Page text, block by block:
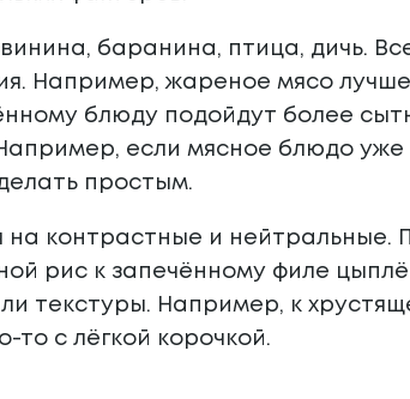
баранина, птица, дичь.
Например, жареное мясо
блюду подойдут более
если мясное блюдо
простым.
на контрастные и
рис к запечённому филе
текстуры. Например, к
то с лёгкой корочкой.